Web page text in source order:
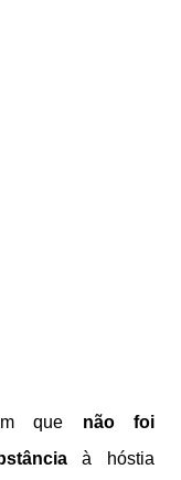
que não foi
à hóstia